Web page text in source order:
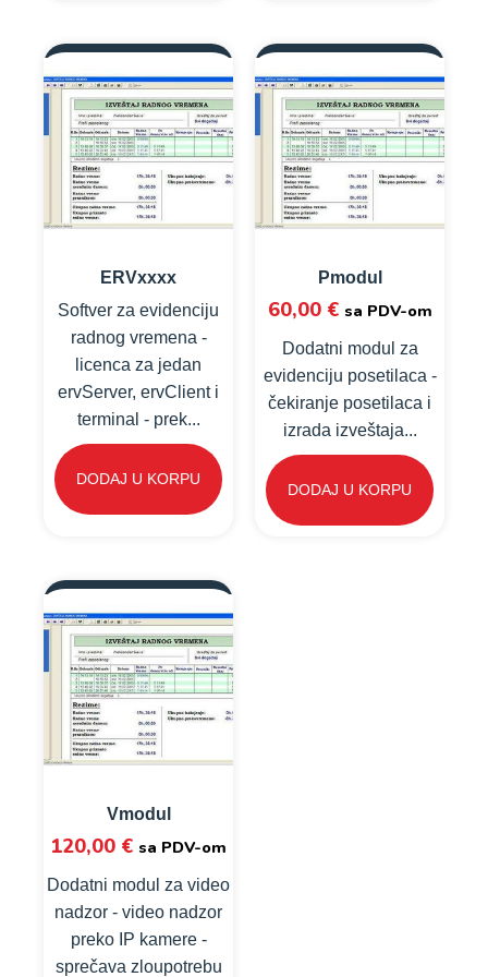
ERVxxxx
Softver za evidenciju
radnog vremena -
licenca za jedan
ervServer, ervClient i
terminal - prek...
DODAJ U KORPU
Pmodul
60,00 € sa PDV-om
Dodatni modul za
evidenciju posetilaca -
čekiranje posetilaca i
izrada izveštaja...
DODAJ U KORPU
Vmodul
120,00 € sa PDV-om
Dodatni modul za video
nadzor - video nadzor
preko IP kamere -
sprečava zloupotrebu